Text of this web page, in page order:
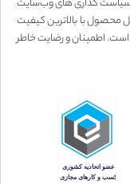
سیاست گذاری های وب‌سایت
محصول با بالاترین کیفیت
اطمینان و رضایت خاطر